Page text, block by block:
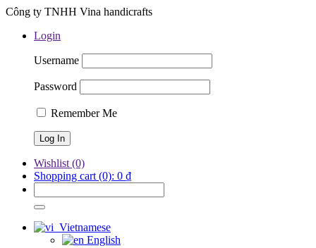
Công ty TNHH Vina handicrafts
Login
Username
Password
Remember Me
Wishlist (0)
Shopping cart (0): 0 ₫
Vietnamese
English